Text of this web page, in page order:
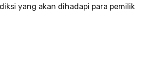
yang akan dihadapi para pemilik